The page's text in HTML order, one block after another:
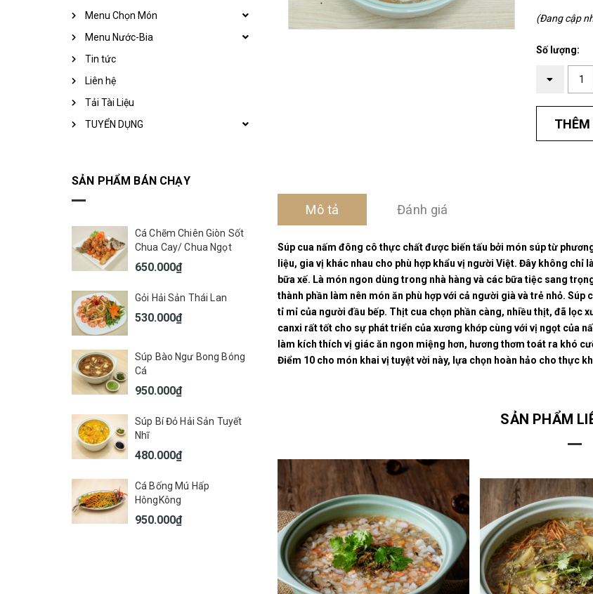
(Đang cập
Số lượng:
THÊM
Mô tả Đánh giá
Súp cua nấm đông cô thực chất được biến tấu bởi món súp từ
liệu, gia vị khác nhau cho phù hợp khẩu vị người Việt. Đây không chỉ
bữa xế. Là món ngon dùng trong nhà hàng và các bữa tiệc sang
thành phần làm nên món ăn phù hợp với cả người già và trẻ nhỏ.
tỉ mỉ của người đầu bếp. Thịt cua chọn phần càng, nhiều thịt, đã lọc
canxi rất tốt cho sự phát triển của xương khớp cùng với vị ngọt của
làm kích thích vị giác ăn ngon miệng hơn, hương thơm toát ra khó
Điểm 10 cho món khai vị tuyệt vời này, lựa chọn hoàn hảo cho thực
SẢN PHẨM
Menu Chọn Món
Menu Nước-Bia
Tin tức
Liên hệ
Tải Tài Liệu
TUYỂN DỤNG
SẢN PHẨM BÁN CHẠY
Cá Chẽm Chiên Giòn Sốt
Chua Cay/ Chua Ngọt
650.000₫
Gỏi Hải Sản Thái Lan
530.000₫
Súp Bào Ngư Bong Bóng
Cá
950.000₫
Súp Bí Đỏ Hải Sản Tuyết
Nhĩ
480.000₫
Cá Bống Mú Hấp
HôngKông
950.000₫